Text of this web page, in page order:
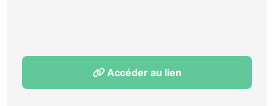
Accéder au lien